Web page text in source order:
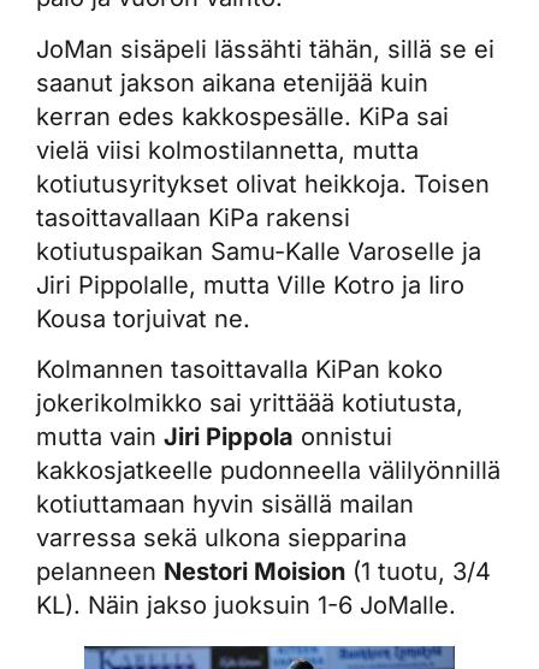
JoMan sisäpeli lässähti tähän, sillä se ei
saanut jakson aikana etenijää kuin
kerran edes kakkospesälle. KiPa sai
vielä viisi kolmostilannetta, mutta
kotiutusyritykset olivat heikkoja. Toisen
tasoittavallaan KiPa rakensi
kotiutuspaikan Samu-Kalle Varoselle ja
Jiri Pippolalle, mutta Ville Kotro ja Iiro
Kousa torjuivat ne.
Kolmannen tasoittavalla KiPan koko
jokerikolmikko sai yrittäää kotiutusta,
mutta vain Jiri Pippola onnistui
kakkosjatkeelle pudonneella välilyönnillä
kotiuttamaan hyvin sisällä mailan
varressa sekä ulkona siepparina
pelanneen Nestori Moision (1 tuotu, 3/4
KL). Näin jakso juoksuin 1-6 JoMalle.